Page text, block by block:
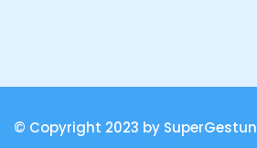
© Copyright 2023 by SuperGestun